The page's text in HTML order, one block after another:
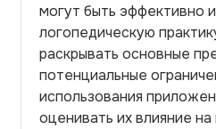
могут быть эффективно
логопедическую
раскрывать основные
потенциальные
использования
оценивать их влияние